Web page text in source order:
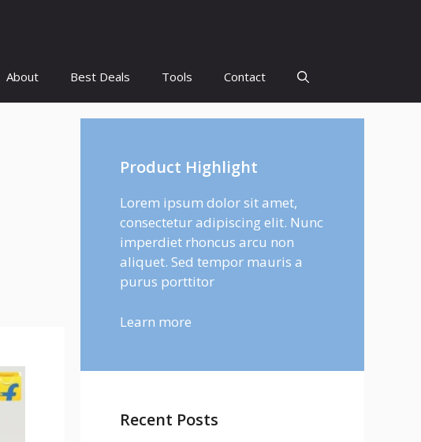
About Best Deals Tools Contact
Product Highlight
Lorem ipsum dolor sit amet,
consectetur adipiscing elit. Nunc
imperdiet rhoncus arcu non
aliquet. Sed tempor mauris a
purus porttitor
Learn more
Recent Posts